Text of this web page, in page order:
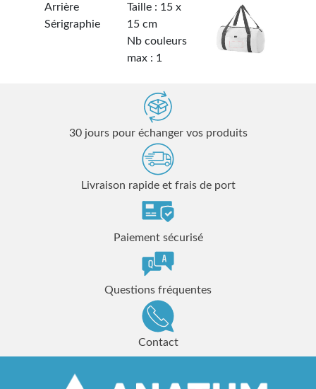
Arrière
Sérigraphie
Taille : 15 x
15 cm
Nb couleurs
max : 1
30 jours pour échanger vos produits
Livraison rapide et frais de port
Paiement sécurisé
Questions fréquentes
Contact